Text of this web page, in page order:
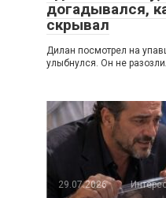
догадывался,
скрывал
Дилан посмотрел на
улыбнулся. Он не
29.07.2026